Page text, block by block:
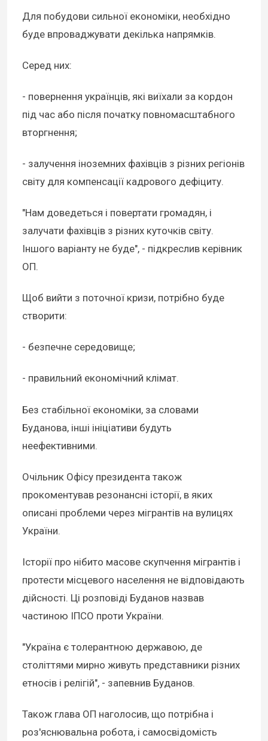
Для побудови сильної економіки, необхідно
буде впроваджувати декілька напрямків.
Серед них:
- повернення українців, які виїхали за кордон
під час або після початку повномасштабного
вторгнення;
- залучення іноземних фахівців з різних регіонів
світу для компенсації кадрового дефіциту.
"Нам доведеться і повертати громадян, і
залучати фахівців з різних куточків світу.
Іншого варіанту не буде", - підкреслив керівник
ОП.
Щоб вийти з поточної кризи, потрібно буде
створити:
- безпечне середовище;
- правильний економічний клімат.
Без стабільної економіки, за словами
Буданова, інші ініціативи будуть
неефективними.
Очільник Офісу президента також
прокоментував резонансні історії, в яких
описані проблеми через мігрантів на вулицях
України.
Історії про нібито масове скупчення мігрантів і
протести місцевого населення не відповідають
дійсності. Ці розповіді Буданов назвав
частиною ІПСО проти України.
"Україна є толерантною державою, де
століттями мирно живуть представники різних
етносів і релігій", - запевнив Буданов.
Також глава ОП наголосив, що потрібна і
роз'яснювальна робота, і самосвідомість